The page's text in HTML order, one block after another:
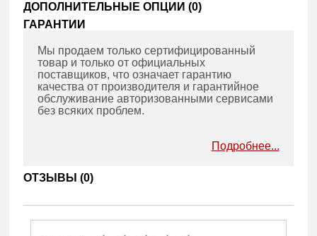
ДОПОЛНИТЕЛЬНЫЕ ОПЦИИ (0)
ГАРАНТИИ
Мы продаем только сертифицированный
товар и только от официальных
поставщиков, что означает гарантию
качества от производителя и гарантийное
обслуживание авторизованными сервисами
без всяких проблем.
Подробнее...
ОТЗЫВЫ (0)